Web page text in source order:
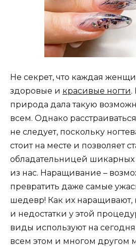
Не секрет, что каждая
здоровые и красивые ногти.
природа дала такую
всем. Однако
не следует, поскольку
стоит на месте и позволяет
обладательницей шикарных
из нас. Наращивание –
превратить даже самые
шедевр! Как их наращивают,
и недостатки у этой
виды используют на
всем этом и многом другом